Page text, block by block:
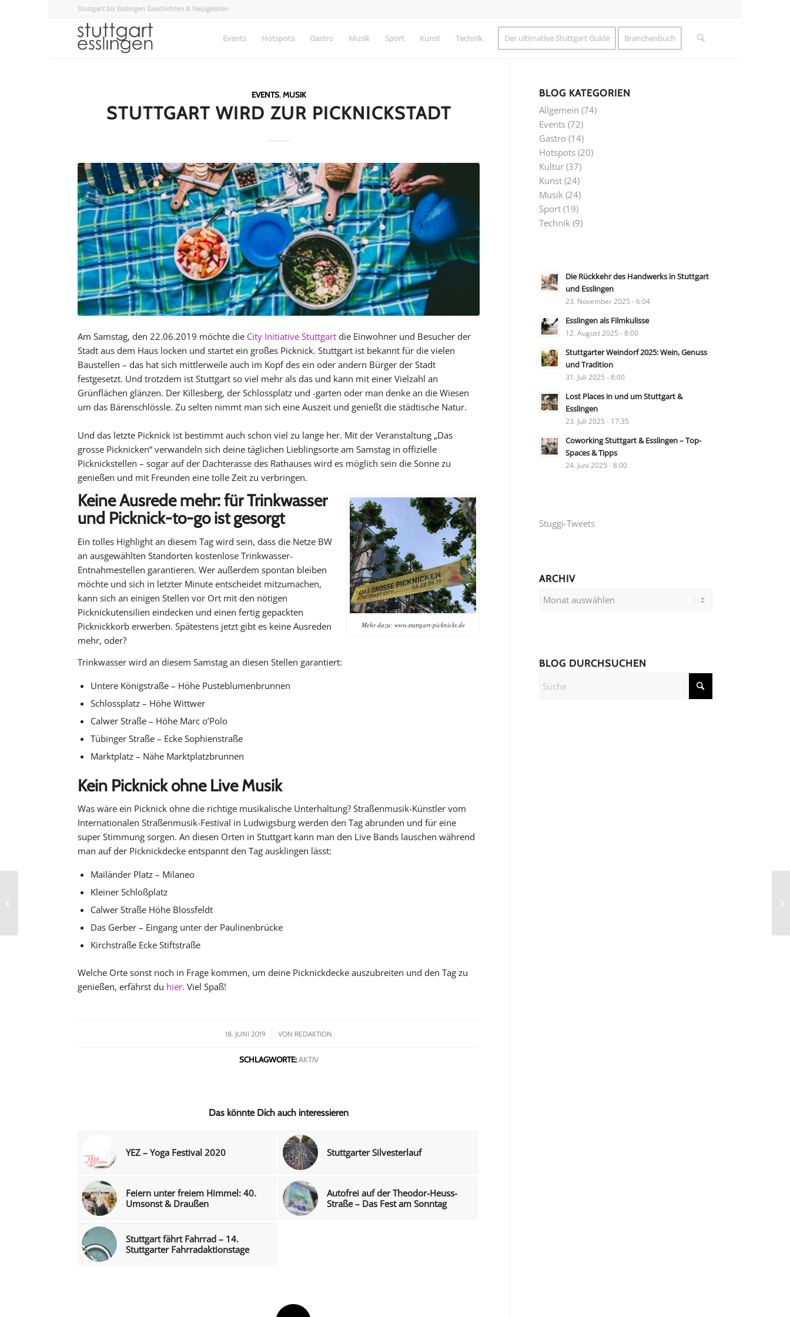
Stuttgart bis Esslingen Geschichten & Neuigkeiten
Events Hotspots Gastro Musik Sport Kunst Technik Der ultimative Stuttgart Guide Branchenbuch
EVENTS,MUSIK
STUTTGART WIRD ZUR PICKNICKSTADT
Am Samstag, den 22.06.2019 möchte die City Initiative Stuttgart die Einwohner und Besucher der
Stadt aus dem Haus locken und startet ein großes Picknick. Stuttgart ist bekannt für die vielen
Baustellen – das hat sich mittlerweile auch im Kopf des ein oder andern Bürger der Stadt
festgesetzt. Und trotzdem ist Stuttgart so viel mehr als das und kann mit einer Vielzahl an
Grünflächen glänzen. Der Killesberg, der Schlossplatz und -garten oder man denke an die Wiesen
um das Bärenschlössle. Zu selten nimmt man sich eine Auszeit und genießt die städtische Natur.
Und das letzte Picknick ist bestimmt auch schon viel zu lange her. Mit der Veranstaltung „Das
grosse Picknicken“ verwandeln sich deine täglichen Lieblingsorte am Samstag in offizielle
Picknickstellen – sogar auf der Dachterasse des Rathauses wird es möglich sein die Sonne zu
genießen und mit Freunden eine tolle Zeit zu verbringen.
Mehr dazu: www.stuttgart-picknickt.de
Keine Ausrede mehr: für Trinkwasser
und Picknick-to-go ist gesorgt
Ein tolles Highlight an diesem Tag wird sein, dass die Netze BW
an ausgewählten Standorten kostenlose Trinkwasser-
Entnahmestellen garantieren. Wer außerdem spontan bleiben
möchte und sich in letzter Minute entscheidet mitzumachen,
kann sich an einigen Stellen vor Ort mit den nötigen
Picknickutensilien eindecken und einen fertig gepackten
Picknickkorb erwerben. Spätestens jetzt gibt es keine Ausreden
mehr, oder?
Trinkwasser wird an diesem Samstag an diesen Stellen garantiert:
Untere Königstraße – Höhe Pusteblumenbrunnen
Schlossplatz – Höhe Wittwer
Calwer Straße – Höhe Marc o’Polo
Tübinger Straße – Ecke Sophienstraße
Marktplatz – Nähe Marktplatzbrunnen
Kein Picknick ohne Live Musik
Was wäre ein Picknick ohne die richtige musikalische Unterhaltung? Straßenmusik-Künstler vom
Internationalen Straßenmusik-Festival in Ludwigsburg werden den Tag abrunden und für eine
super Stimmung sorgen. An diesen Orten in Stuttgart kann man den Live Bands lauschen während
man auf der Picknickdecke entspannt den Tag ausklingen lässt:
Mailänder Platz – Milaneo
Kleiner Schloßplatz
Calwer Straße Höhe Blossfeldt
Das Gerber – Eingang unter der Paulinenbrücke
Kirchstraße Ecke Stiftstraße
Welche Orte sonst noch in Frage kommen, um deine Picknickdecke auszubreiten und den Tag zu
genießen, erfährst du hier. Viel Spaß!
18. JUNI 2019
/ VON REDAKTION
SCHLAGWORTE: AKTIV
Das könnte Dich auch interessieren
YEZ – Yoga Festival 2020 Stuttgarter Silvesterlauf
Feiern unter freiem Himmel: 40.
Umsonst & Draußen
Autofrei auf der Theodor-Heuss-
Straße – Das Fest am Sonntag
Stuttgart fährt Fahrrad – 14.
Stuttgarter Fahrradaktionstage
BLOG KATEGORIEN
Allgemein (74)
Events (72)
Gastro (14)
Hotspots (20)
Kultur (37)
Kunst (24)
Musik (24)
Sport (19)
Technik (9)
Die Rückkehr des Handwerks in Stuttgart
und Esslingen
23. November 2025 - 6:04
Esslingen als Filmkulisse
12. August 2025 - 8:00
Stuttgarter Weindorf 2025: Wein, Genuss
und Tradition
31. Juli 2025 - 8:00
Lost Places in und um Stuttgart &
Esslingen
23. Juli 2025 - 17:35
Coworking Stuttgart & Esslingen – Top-
Spaces & Tipps
24. Juni 2025 - 8:00
Stuggi-Tweets
ARCHIV
BLOG DURCHSUCHEN
Heute im Kessel – Der
Übermorgen Markt